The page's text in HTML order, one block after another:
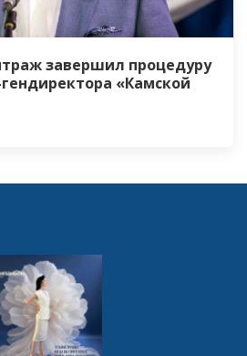
завершил процедуру
«Камской